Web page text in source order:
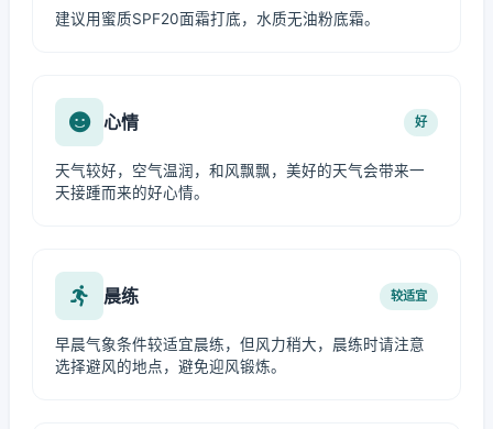
建议用蜜质SPF20面霜打底，水质无油粉底霜。
心情 好
天气较好，空气温润，和风飘飘，美好的天气会带来一
天接踵而来的好心情。
晨练 较适宜
早晨气象条件较适宜晨练，但风力稍大，晨练时请注意
选择避风的地点，避免迎风锻炼。